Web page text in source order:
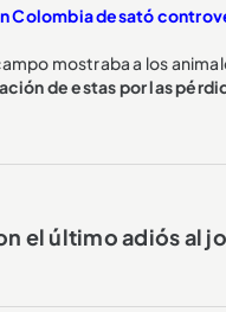
Colombia desató
mostraba a los
de estas por las
el último adiós al